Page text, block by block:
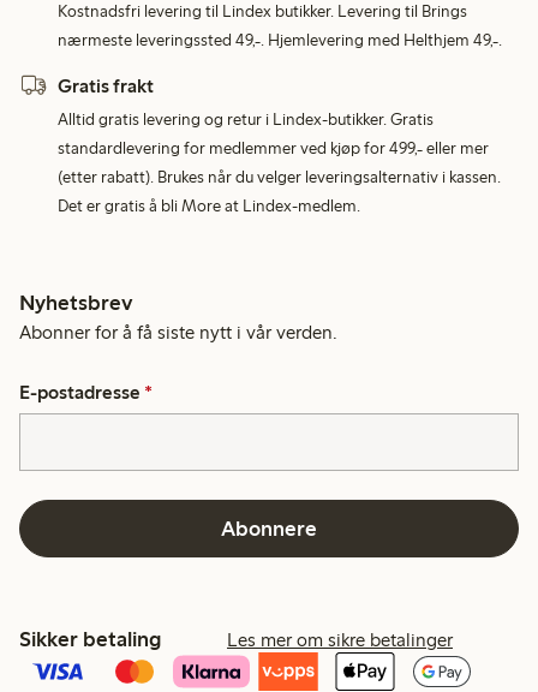
Kostnadsfri levering til Lindex butikker. Levering til Brings
nærmeste leveringssted 49,-. Hjemlevering med Helthjem 49,-.
Gratis frakt
Alltid gratis levering og retur i Lindex-butikker. Gratis
standardlevering for medlemmer ved kjøp for 499,- eller mer
(etter rabatt). Brukes når du velger leveringsalternativ i kassen.
Det er gratis å bli More at Lindex-medlem.
Nyhetsbrev
Abonner for å få siste nytt i vår verden.
E-postadresse *
Abonnere
Sikker betaling Les mer om sikre betalinger